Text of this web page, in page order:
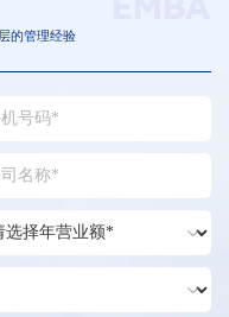
的管理经验